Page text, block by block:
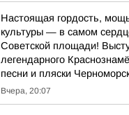
Настоящая гордость,
культуры — в самом
Советской площади!
легендарного
песни и пляски
Вчера, 20:07